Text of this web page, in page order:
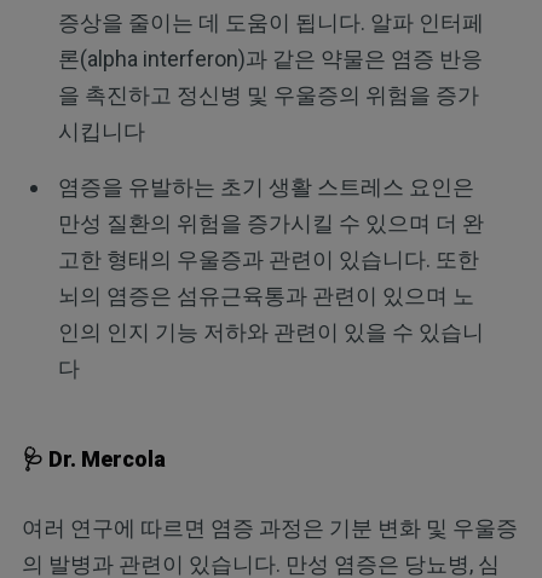
증상을 줄이는 데 도움이 됩니다. 알파 인터페
론(alpha interferon)과 같은 약물은 염증 반응
을 촉진하고 정신병 및 우울증의 위험을 증가
시킵니다
염증을 유발하는 초기 생활 스트레스 요인은
만성 질환의 위험을 증가시킬 수 있으며 더 완
고한 형태의 우울증과 관련이 있습니다. 또한
뇌의 염증은 섬유근육통과 관련이 있으며 노
인의 인지 기능 저하와 관련이 있을 수 있습니
다
🩺 Dr. Mercola
여러 연구에 따르면 염증 과정은 기분 변화 및 우울증
의 발병과 관련이 있습니다. 만성 염증은 당뇨병, 심